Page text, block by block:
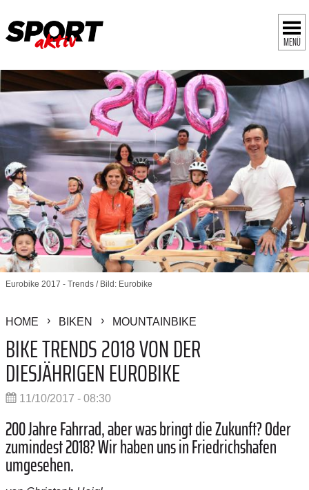
MENÜ
Eurobike 2017 - Trends / Bild: Eurobike
HOME BIKEN MOUNTAINBIKE
BIKE TRENDS 2018 VON DER
DIESJÄHRIGEN EUROBIKE
11/10/2017 - 08:30
200 Jahre Fahrrad, aber was bringt die Zukunft? Oder
zumindest 2018? Wir haben uns in Friedrichshafen
umgesehen.